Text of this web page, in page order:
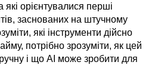
орієнтувалися перші
заснованих на штучному
які інструменти дійсно
потрібно зрозуміти, як цей
і що AI може зробити для